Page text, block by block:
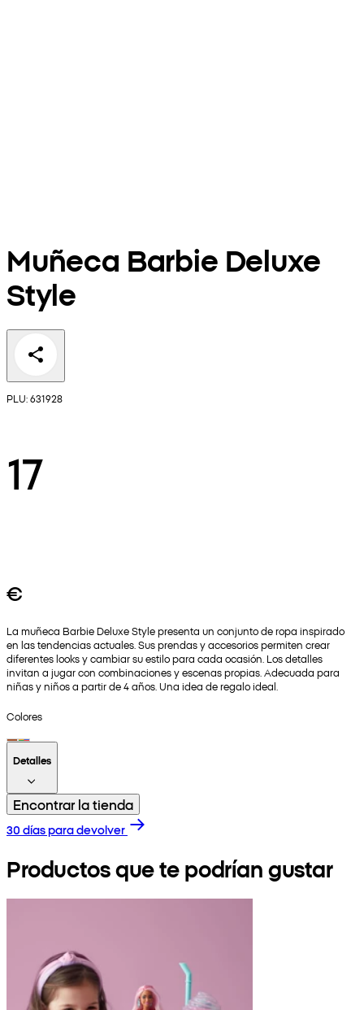
Muñeca Barbie Deluxe
Style
PLU: 631928
17
€
La muñeca Barbie Deluxe Style presenta un conjunto de ropa inspirado
en las tendencias actuales. Sus prendas y accesorios permiten crear
diferentes looks y cambiar su estilo para cada ocasión. Los detalles
invitan a jugar con combinaciones y escenas propias. Adecuada para
niñas y niños a partir de 4 años. Una idea de regalo ideal.
Colores
Detalles
Encontrar la tienda
30 días para devolver
Productos que te podrían gustar